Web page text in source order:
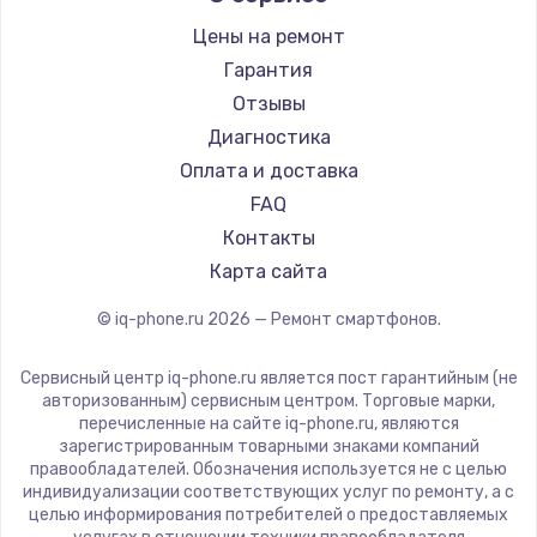
1430 руб.
Заказать
Чистка от пыли
1330 руб.
Заказать
Замена южного моста
2600 руб.
Замена материнской платы
1690 руб.
Заказать
Ремонт смартфонов Land Rover
Ремонт смартфонов Acer
Ремонт смартфонов HP
Ремонт смартфонов Poco
Ремонт смартфонов HTC
Ремонт смартфонов Blackmagic
Ремонт смартфонов Nothing
Ремонт смартфонов iQOO
Highscreen
Irbis
Kyocera
LeEco
OnePlus
teXet
Motorola
Prestigio
Elephone
BlackView
Google
Vertu
Цены на ремонт
Гарантия
Отзывы
Диагностика
Оплата и доставка
FAQ
Контакты
Карта сайта
© iq-phone.ru 2026 — Ремонт смартфонов.
Сервисный центр iq-phone.ru является пост гарантийным (не
авторизованным) сервисным центром. Торговые марки,
перечисленные на сайте iq-phone.ru, являются
зарегистрированным товарными знаками компаний
правообладателей. Обозначения используется не с целью
индивидуализации соответствующих услуг по ремонту, а с
целью информирования потребителей о предоставляемых